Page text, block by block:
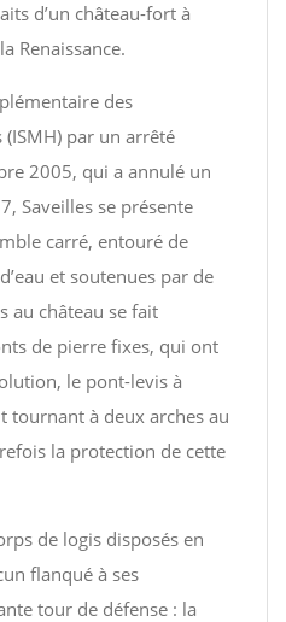
d’un château-fort à
Renaissance.
des
par un arrêté
2005, qui a annulé un
Saveilles se présente
carré, entouré de
et soutenues par de
au château se fait
de pierre fixes, qui ont
le pont-levis à
tournant à deux arches au
la protection de cette
de logis disposés en
flanqué à ses
tour de défense : la